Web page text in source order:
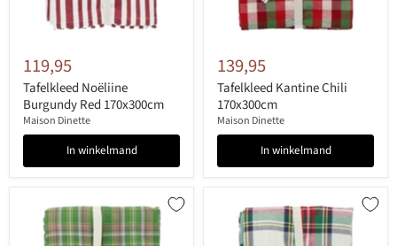
119,95
Tafelkleed Noëliine
Burgundy Red 170x300cm
Maison Dinette
In winkelmand
139,95
Tafelkleed Kantine Chili
170x300cm
Maison Dinette
In winkelmand